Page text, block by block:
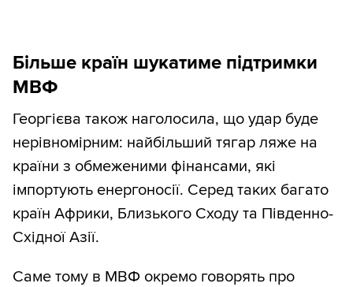
Більше країн шукатиме підтримки
МВФ
Георгієва також наголосила, що удар буде
нерівномірним: найбільший тягар ляже на
країни з обмеженими фінансами, які
імпортують енергоносії. Серед таких багато
країн Африки, Близького Сходу та Південно-
Східної Азії.
Саме тому в МВФ окремо говорять про